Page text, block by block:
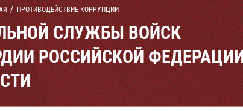
ПРОТИВОДЕЙСТВИЕ КОРРУПЦИИ
СЛУЖБЫ ВОЙСК
РОССИЙСКОЙ